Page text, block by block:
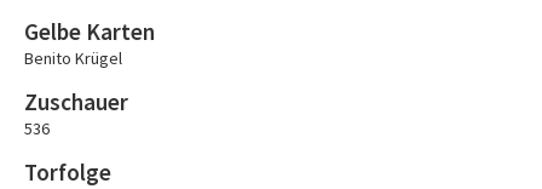
Gelbe Karten
Benito Krügel
Zuschauer
536
Torfolge